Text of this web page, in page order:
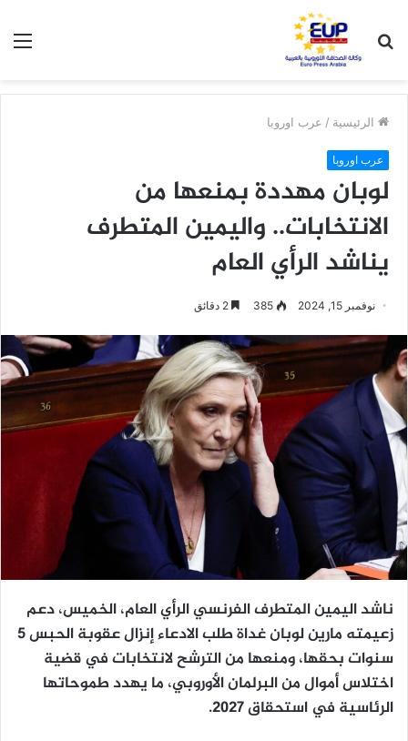
عن
الرئيسية / عرب اوروبا
عرب اوروبا
لوبان مهددة بمنعها من
الانتخابات.. واليمين المتطرف
يناشد الرأي العام
نوفمبر 15, 2024 385
ناشد اليمين المتطرف الفرنسي الرأي العام، الخميس، دعم
زعيمته مارين لوبان غداة طلب الادعاء إنزال عقوبة الحبس 5
سنوات بحقها، ومنعها من الترشح لانتخابات في قضية
اختلاس أموال من البرلمان الأوروبي، ما يهدد طموحاتها
الرئاسية في استحقاق 2027.